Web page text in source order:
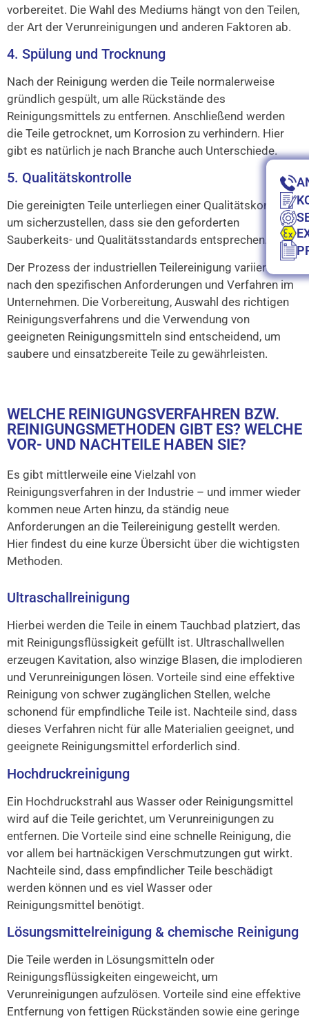
vorbereitet. Die Wahl des Mediums hängt von den Teilen,
der Art der Verunreinigungen und anderen Faktoren ab.
4. Spülung und Trocknung
Nach der Reinigung werden die Teile normalerweise
gründlich gespült, um alle Rückstände des
Reinigungsmittels zu entfernen. Anschließend werden
die Teile getrocknet, um Korrosion zu verhindern. Hier
gibt es natürlich je nach Branche auch Unterschiede.
5. Qualitätskontrolle
Die gereinigten Teile unterliegen einer Qualitätskontrolle,
um sicherzustellen, dass sie den geforderten
Sauberkeits- und Qualitätsstandards entsprechen.
Der Prozess der industriellen Teilereinigung variiert je
nach den spezifischen Anforderungen und Verfahren im
Unternehmen. Die Vorbereitung, Auswahl des richtigen
Reinigungsverfahrens und die Verwendung von
geeigneten Reinigungsmitteln sind entscheidend, um
saubere und einsatzbereite Teile zu gewährleisten.
WELCHE REINIGUNGSVERFAHREN BZW.
REINIGUNGSMETHODEN GIBT ES? WELCHE
VOR- UND NACHTEILE HABEN SIE?
Es gibt mittlerweile eine Vielzahl von
Reinigungsverfahren in der Industrie – und immer wieder
kommen neue Arten hinzu, da ständig neue
Anforderungen an die Teilereinigung gestellt werden.
Hier findest du eine kurze Übersicht über die wichtigsten
Methoden.
Ultraschallreinigung
Hierbei werden die Teile in einem Tauchbad platziert, das
mit Reinigungsflüssigkeit gefüllt ist. Ultraschallwellen
erzeugen Kavitation, also winzige Blasen, die implodieren
und Verunreinigungen lösen. Vorteile sind eine effektive
Reinigung von schwer zugänglichen Stellen, welche
schonend für empfindliche Teile ist. Nachteile sind, dass
dieses Verfahren nicht für alle Materialien geeignet, und
geeignete Reinigungsmittel erforderlich sind.
Hochdruckreinigung
Ein Hochdruckstrahl aus Wasser oder Reinigungsmittel
wird auf die Teile gerichtet, um Verunreinigungen zu
entfernen. Die Vorteile sind eine schnelle Reinigung, die
vor allem bei hartnäckigen Verschmutzungen gut wirkt.
Nachteile sind, dass empfindlicher Teile beschädigt
werden können und es viel Wasser oder
Reinigungsmittel benötigt.
Lösungsmittelreinigung & chemische Reinigung
Die Teile werden in Lösungsmitteln oder
Reinigungsflüssigkeiten eingeweicht, um
Verunreinigungen aufzulösen. Vorteile sind eine effektive
Entfernung von fettigen Rückständen sowie eine geringe